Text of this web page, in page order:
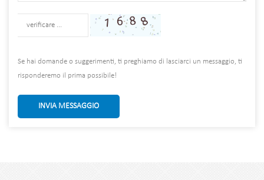
Se hai domande o suggerimenti, ti preghiamo di lasciarci un messaggio, ti
risponderemo il prima possibile!
INVIA MESSAGGIO